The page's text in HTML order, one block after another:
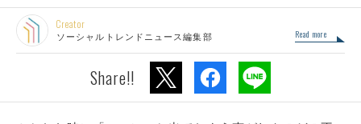
Creator
ソーシャルトレンドニュース編集部 Read more
Share!!